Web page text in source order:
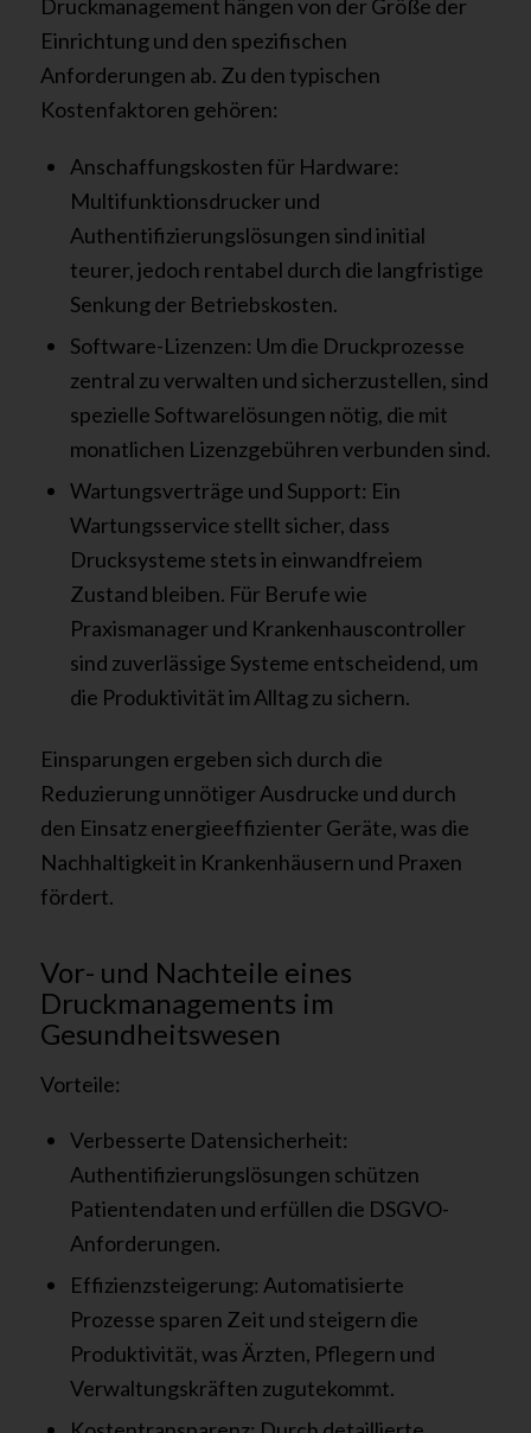
Druckmanagement hängen von der Größe der
Einrichtung und den spezifischen
Anforderungen ab. Zu den typischen
Kostenfaktoren gehören:
Anschaffungskosten für Hardware:
Multifunktionsdrucker und
Authentifizierungslösungen sind initial
teurer, jedoch rentabel durch die langfristige
Senkung der Betriebskosten.
Software-Lizenzen: Um die Druckprozesse
zentral zu verwalten und sicherzustellen, sind
spezielle Softwarelösungen nötig, die mit
monatlichen Lizenzgebühren verbunden sind.
Wartungsverträge und Support: Ein
Wartungsservice stellt sicher, dass
Drucksysteme stets in einwandfreiem
Zustand bleiben. Für Berufe wie
Praxismanager und Krankenhauscontroller
sind zuverlässige Systeme entscheidend, um
die Produktivität im Alltag zu sichern.
Einsparungen ergeben sich durch die
Reduzierung unnötiger Ausdrucke und durch
den Einsatz energieeffizienter Geräte, was die
Nachhaltigkeit in Krankenhäusern und Praxen
fördert.
Vor- und Nachteile eines
Druckmanagements im
Gesundheitswesen
Vorteile:
Verbesserte Datensicherheit:
Authentifizierungslösungen schützen
Patientendaten und erfüllen die DSGVO-
Anforderungen.
Effizienzsteigerung: Automatisierte
Prozesse sparen Zeit und steigern die
Produktivität, was Ärzten, Pflegern und
Verwaltungskräften zugutekommt.